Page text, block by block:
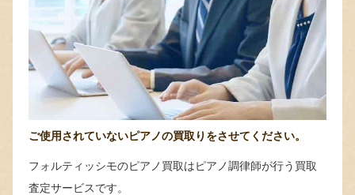
ご使用されていないピアノの買取りをさせてください。
フォルティッシモのピアノ買取はピアノ調律師が行う買取
査定サービスです。